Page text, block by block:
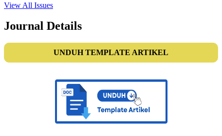
View All Issues
Journal Details
UNDUH TEMPLATE ARTIKEL